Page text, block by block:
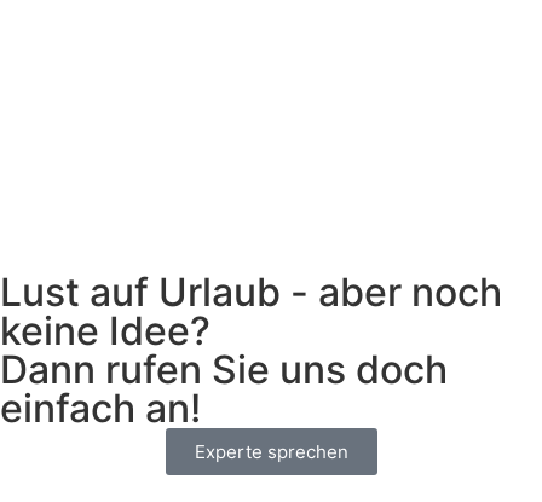
Lust auf Urlaub - aber noch
keine Idee?
Dann rufen Sie uns doch
einfach an!
Experte sprechen